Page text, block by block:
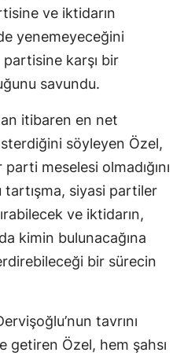
ve iktidarın
yenemeyeceğini
karşı bir
savundu.
itibaren en net
söyleyen Özel,
meselesi olmadığını
tartışma, siyasi partiler
ve iktidarın,
kimin bulunacağına
bir sürecin
tavrını
getiren Özel, hem şahsı